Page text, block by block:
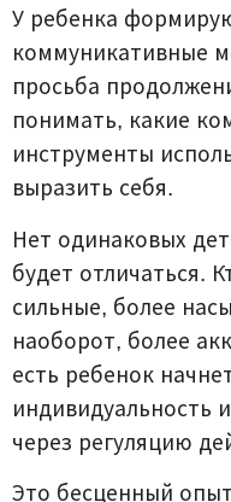
У ребенка
коммуникативные
просьба
понимать, какие
инструменты
выразить себя.
Нет одинаковых
будет отличаться.
сильные, более
наоборот, более
есть ребенок
индивидуальность
через регуляцию
Это бесценный